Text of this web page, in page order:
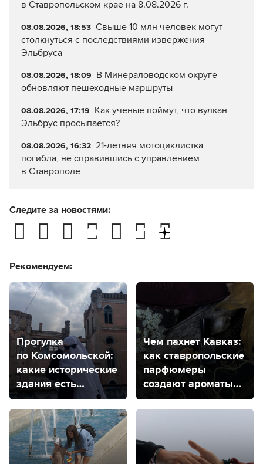
в Ставропольском крае на 8.08.2026 г.
08.08.2026, 18:53 Свыше 10 млн человек могут
столкнуться с последствиями извержения
Эльбруса
08.08.2026, 18:09 В Минераловодском округе
обновляют пешеходные маршруты
08.08.2026, 17:19 Как ученые поймут, что вулкан
Эльбрус просыпается?
08.08.2026, 16:32 21-летняя мотоциклистка
погибла, не справившись с управлением
в Ставрополе
Следите за новостями:
Рекомендуем:
Прогулка
по Комсомольской:
какие исторические
здания есть
на одной из самых
старых улиц
в Ставрополе?
Чем пахнет Кавказ:
как ставропольские
парфюмеры
создают ароматы
КМВ